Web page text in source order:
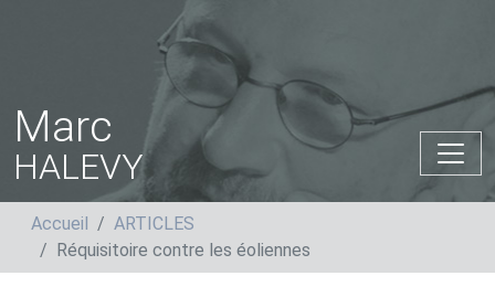
Marc
HALEVY
Accueil
ARTICLES
Réquisitoire contre les éoliennes